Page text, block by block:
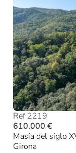
Ref 2219
610.000 €
Masía del siglo
Girona